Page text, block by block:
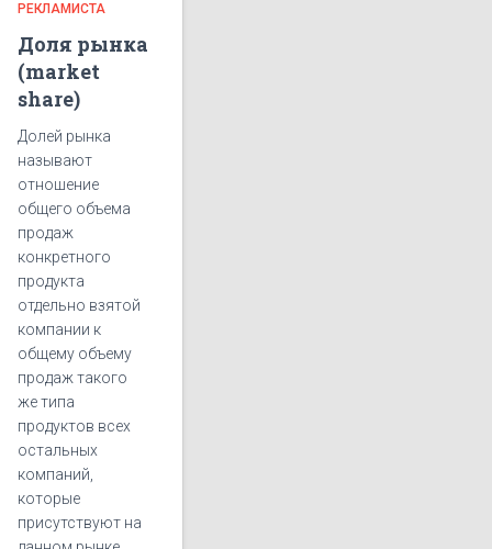
РЕКЛАМИСТА
Доля рынка
(market
share)
Долей рынка
называют
отношение
общего объема
продаж
конкретного
продукта
отдельно взятой
компании к
общему объему
продаж такого
же типа
продуктов всех
остальных
компаний,
которые
присутствуют на